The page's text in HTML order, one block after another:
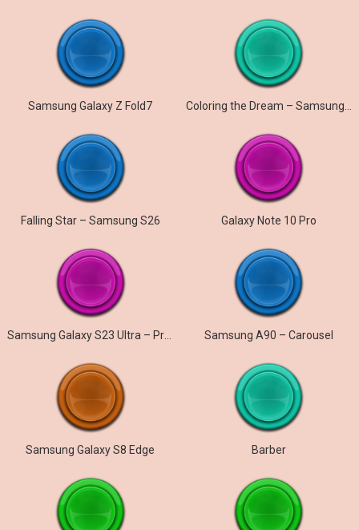
Samsung Galaxy Z Fold7
Falling Star – Samsung S26 Galaxy Note 10 Pro
Samsung Galaxy S23 Ultra – Prelude Samsung A90 – Carousel
Samsung Galaxy S8 Edge Barber